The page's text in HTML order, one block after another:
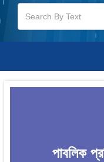
পাবলিক